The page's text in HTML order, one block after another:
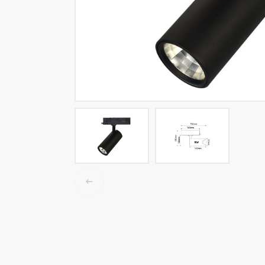
LED tracklights
Smartlighting
High Bay armaturen
Half waterdichte armaturen